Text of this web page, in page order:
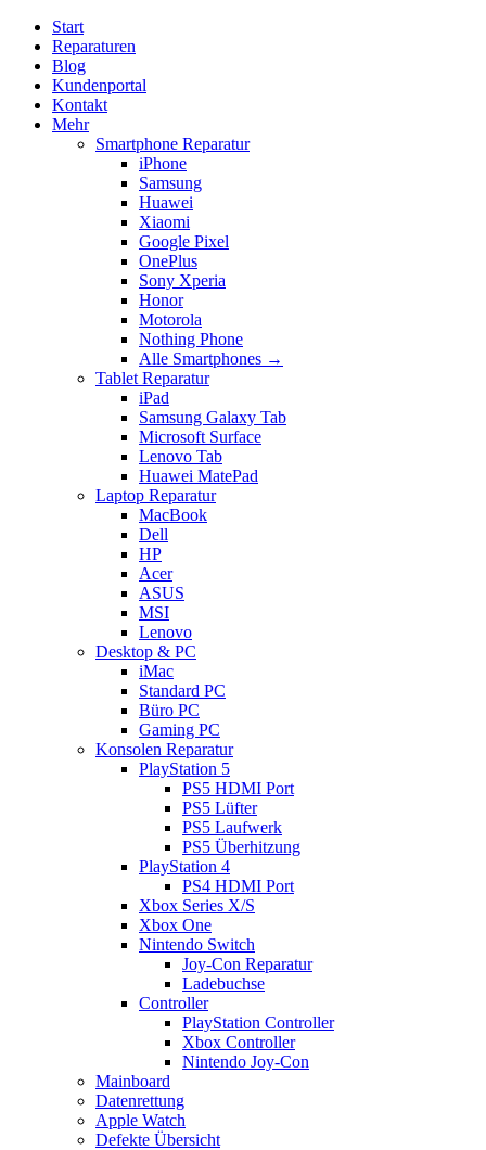
Start
Reparaturen
Blog
Kundenportal
Kontakt
Mehr
Smartphone Reparatur
iPhone
Samsung
Huawei
Xiaomi
Google Pixel
OnePlus
Sony Xperia
Honor
Motorola
Nothing Phone
Alle Smartphones →
Tablet Reparatur
iPad
Samsung Galaxy Tab
Microsoft Surface
Lenovo Tab
Huawei MatePad
Laptop Reparatur
MacBook
Dell
HP
Acer
ASUS
MSI
Lenovo
Desktop & PC
iMac
Standard PC
Büro PC
Gaming PC
Konsolen Reparatur
PlayStation 5
PS5 HDMI Port
PS5 Lüfter
PS5 Laufwerk
PS5 Überhitzung
PlayStation 4
PS4 HDMI Port
Xbox Series X/S
Xbox One
Nintendo Switch
Joy-Con Reparatur
Ladebuchse
Controller
PlayStation Controller
Xbox Controller
Nintendo Joy-Con
Mainboard
Datenrettung
Apple Watch
Defekte Übersicht